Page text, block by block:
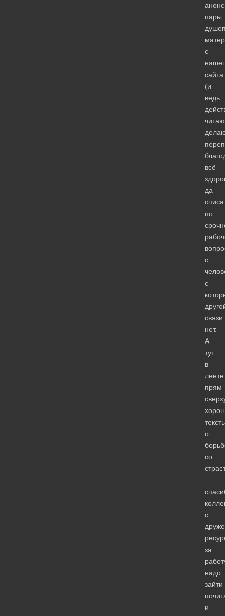
пары
с
сайта
(и
ведь
всё
да
по
с
с
связи
нет.
А
тут
в
ленте
прям
о
со
–
с
за
надо
зайти
и